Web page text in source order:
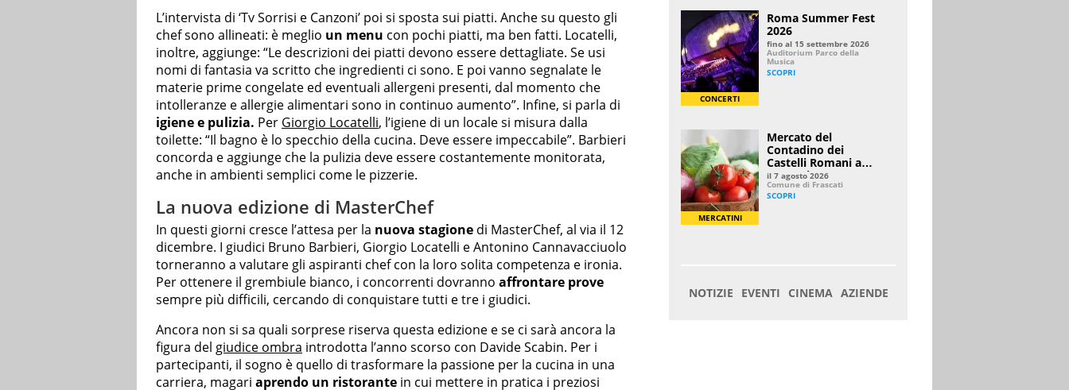
L’intervista di ‘Tv Sorrisi e Canzoni’ poi si sposta sui piatti. Anche su questo gli
chef sono allineati: è meglio un menu con pochi piatti, ma ben fatti. Locatelli,
inoltre, aggiunge: “Le descrizioni dei piatti devono essere dettagliate. Se usi
nomi di fantasia va scritto che ingredienti ci sono. E poi vanno segnalate le
materie prime congelate ed eventuali allergeni presenti, dal momento che
intolleranze e allergie alimentari sono in continuo aumento”. Infine, si parla di
igiene e pulizia. Per Giorgio Locatelli, l’igiene di un locale si misura dalla
toilette: “Il bagno è lo specchio della cucina. Deve essere impeccabile”. Barbieri
concorda e aggiunge che la pulizia deve essere costantemente monitorata,
anche in ambienti semplici come le pizzerie.
La nuova edizione di MasterChef
In questi giorni cresce l’attesa per la nuova stagione di MasterChef, al via il 12
dicembre. I giudici Bruno Barbieri, Giorgio Locatelli e Antonino Cannavacciuolo
torneranno a valutare gli aspiranti chef con la loro solita competenza e ironia.
Per ottenere il grembiule bianco, i concorrenti dovranno affrontare prove
sempre più difficili, cercando di conquistare tutti e tre i giudici.
Ancora non si sa quali sorprese riserva questa edizione e se ci sarà ancora la
figura del giudice ombra introdotta l’anno scorso con Davide Scabin. Per i
partecipanti, il sogno è quello di trasformare la passione per la cucina in una
carriera, magari aprendo un ristorante in cui mettere in pratica i preziosi